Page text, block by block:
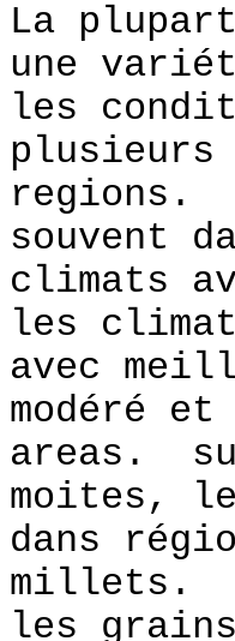
La
une
les
regions.
souvent
climats
les
avec
modéré et
areas.
moites,
dans
millets.
les